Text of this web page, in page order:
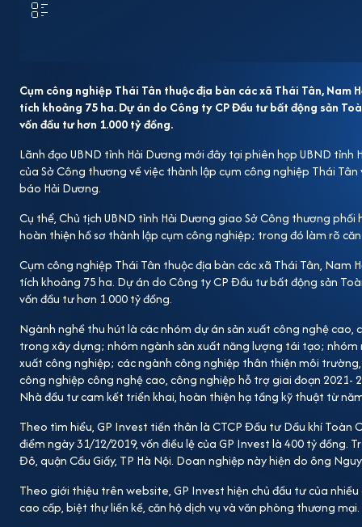
Cụm công nghiệp Thái Tân thuộc địa bàn các xã Thái Tân, Nam
tích khoảng 75 ha. Dự án do Công ty CP Đầu tư bất động sản
vốn đầu tư hơn 1.000 tỷ đồng.
Lãnh đạo UBND tỉnh Hải Dương mới đây tại phiên họp UBND
của Sở Công thương về việc thành lập cụm công nghiệp Thái
báo Hải Dương.
Cụ thể, Chủ tịch UBND tỉnh Hải Dương giao Sở Công thương
hoàn thiện hồ sơ thành lập cụm công nghiệp; trong đó làm rõ
Cụm công nghiệp Thái Tân thuộc địa bàn các xã Thái Tân, Nam
tích khoảng 75 ha. Dự án do Công ty CP Đầu tư bất động sản
vốn đầu tư hơn 1.000 tỷ đồng.
Ngành nghề thu hút là các nhóm dự án sản xuất công nghệ cao,
trong xây dựng; nhóm ngành sản xuất năng lượng tái tạo; nhóm
xuất công nghiệp; các ngành công nghiệp thân thiện môi
công nghiệp công nghệ cao, công nghiệp hỗ trợ giai đoạn 2021-
Nhà đầu tư cam kết triển khai, hoàn thiện hạ tầng kỹ thuật từ
Theo tìm hiểu, GP Invest tiền thân là CTCP Đầu tư Dầu khí Toàn
điểm ngày 31/12/2019, vốn điều lệ của GP Invest là 400 tỷ đồng.
Đô, quận Cầu Giấy, TP Hà Nội. Doan nghiệp này hiện do ông
Theo giới thiệu trên website, GP Invest hiện chủ đầu tư của
cao cấp, biệt thự liền kề, căn hộ dịch vụ và văn phòng thương mại.